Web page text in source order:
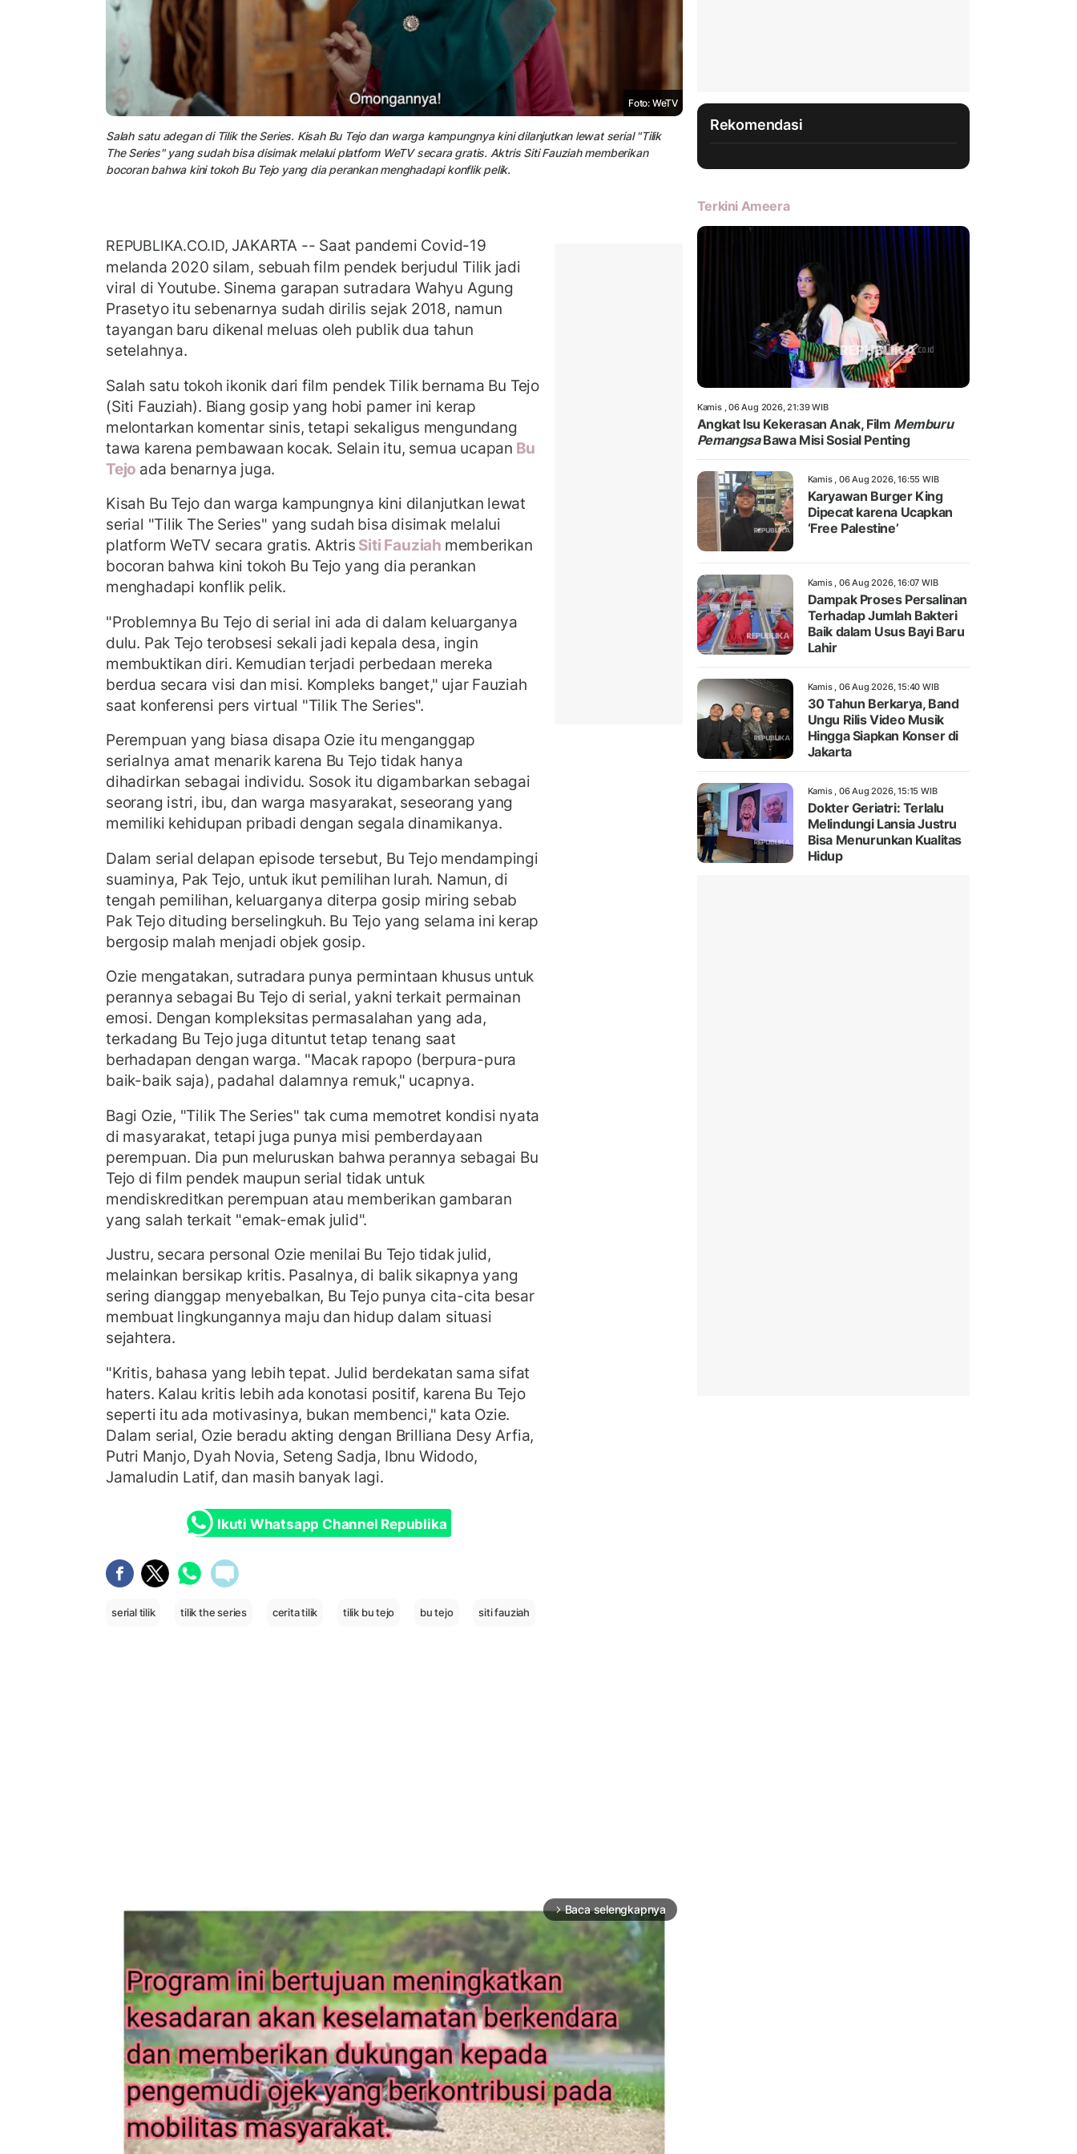
Foto: WeTV
Salah satu adegan di Tilik the Series. Kisah Bu Tejo dan warga kampungnya kini dilanjutkan lewat serial "Tilik
The Series" yang sudah bisa disimak melalui platform WeTV secara gratis. Aktris Siti Fauziah memberikan
bocoran bahwa kini tokoh Bu Tejo yang dia perankan menghadapi konflik pelik.
REPUBLIKA.CO.ID,JAKARTA -- Saat pandemi Covid-19
melanda 2020 silam, sebuah film pendek berjudul Tilik jadi
viral di Youtube. Sinema garapan sutradara Wahyu Agung
Prasetyo itu sebenarnya sudah dirilis sejak 2018, namun
tayangan baru dikenal meluas oleh publik dua tahun
setelahnya.
Salah satu tokoh ikonik dari film pendek Tilik bernama Bu Tejo
(Siti Fauziah). Biang gosip yang hobi pamer ini kerap
melontarkan komentar sinis, tetapi sekaligus mengundang
tawa karena pembawaan kocak. Selain itu, semua ucapan Bu
Tejo ada benarnya juga.
Kisah Bu Tejo dan warga kampungnya kini dilanjutkan lewat
serial "Tilik The Series" yang sudah bisa disimak melalui
platform WeTV secara gratis. Aktris Siti Fauziah memberikan
bocoran bahwa kini tokoh Bu Tejo yang dia perankan
menghadapi konflik pelik.
"Problemnya Bu Tejo di serial ini ada di dalam keluarganya
dulu. Pak Tejo terobsesi sekali jadi kepala desa, ingin
membuktikan diri. Kemudian terjadi perbedaan mereka
berdua secara visi dan misi. Kompleks banget," ujar Fauziah
saat konferensi pers virtual "Tilik The Series".
Perempuan yang biasa disapa Ozie itu menganggap
serialnya amat menarik karena Bu Tejo tidak hanya
dihadirkan sebagai individu. Sosok itu digambarkan sebagai
seorang istri, ibu, dan warga masyarakat, seseorang yang
memiliki kehidupan pribadi dengan segala dinamikanya.
Dalam serial delapan episode tersebut, Bu Tejo mendampingi
suaminya, Pak Tejo, untuk ikut pemilihan lurah. Namun, di
tengah pemilihan, keluarganya diterpa gosip miring sebab
Pak Tejo dituding berselingkuh. Bu Tejo yang selama ini kerap
bergosip malah menjadi objek gosip.
Ozie mengatakan, sutradara punya permintaan khusus untuk
perannya sebagai Bu Tejo di serial, yakni terkait permainan
emosi. Dengan kompleksitas permasalahan yang ada,
terkadang Bu Tejo juga dituntut tetap tenang saat
berhadapan dengan warga. "Macak rapopo (berpura-pura
baik-baik saja), padahal dalamnya remuk," ucapnya.
Bagi Ozie, "Tilik The Series" tak cuma memotret kondisi nyata
di masyarakat, tetapi juga punya misi pemberdayaan
perempuan. Dia pun meluruskan bahwa perannya sebagai Bu
Tejo di film pendek maupun serial tidak untuk
mendiskreditkan perempuan atau memberikan gambaran
yang salah terkait "emak-emak julid".
Justru, secara personal Ozie menilai Bu Tejo tidak julid,
melainkan bersikap kritis. Pasalnya, di balik sikapnya yang
sering dianggap menyebalkan, Bu Tejo punya cita-cita besar
membuat lingkungannya maju dan hidup dalam situasi
sejahtera.
"Kritis, bahasa yang lebih tepat. Julid berdekatan sama sifat
haters. Kalau kritis lebih ada konotasi positif, karena Bu Tejo
seperti itu ada motivasinya, bukan membenci," kata Ozie.
Dalam serial, Ozie beradu akting dengan Brilliana Desy Arfia,
Putri Manjo, Dyah Novia, Seteng Sadja, Ibnu Widodo,
Jamaludin Latif, dan masih banyak lagi.
Ikuti Whatsapp Channel Republika
serial tilik tilik the series cerita tilik tilik bu tejo bu tejo siti fauziah
arrow_forward_ios Baca selengkapnya
Rekomendasi
Terkini Ameera
Kamis , 06 Aug 2026, 21:39 WIB
Angkat Isu Kekerasan Anak, Film Memburu
PemangsaBawa Misi Sosial Penting
Kamis , 06 Aug 2026, 16:55 WIB
Karyawan Burger King
Dipecat karena Ucapkan
‘Free Palestine’
Kamis , 06 Aug 2026, 16:07 WIB
Dampak Proses Persalinan
Terhadap Jumlah Bakteri
Baik dalam Usus Bayi Baru
Lahir
Kamis , 06 Aug 2026, 15:40 WIB
30 Tahun Berkarya, Band
Ungu Rilis Video Musik
Hingga Siapkan Konser di
Jakarta
Kamis , 06 Aug 2026, 15:15 WIB
Dokter Geriatri: Terlalu
Melindungi Lansia Justru
Bisa Menurunkan Kualitas
Hidup